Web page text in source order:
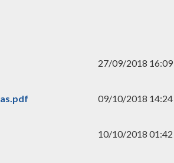
27/09/2018 16:09
09/10/2018 14:24
10/10/2018 01:42